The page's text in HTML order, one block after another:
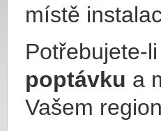
místě
Potřebujete-
poptávku a
Vašem